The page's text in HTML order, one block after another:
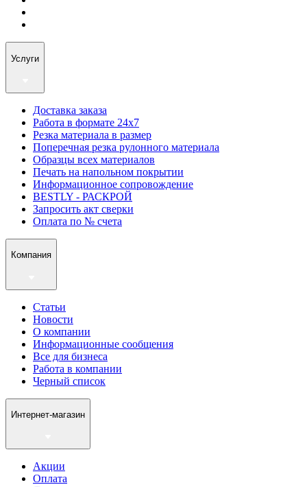
Услуги
Доставка заказа
Работа в формате 24х7
Резка материала в размер
Поперечная резка рулонного материала
Образцы всех материалов
Печать на напольном покрытии
Информационное сопровождение
BESTLY - РАСКРОЙ
Запросить акт сверки
Оплата по № счета
Компания
Статьи
Новости
О компании
Информационные сообщения
Все для бизнеса
Работа в компании
Черный список
Интернет-магазин
Акции
Оплата